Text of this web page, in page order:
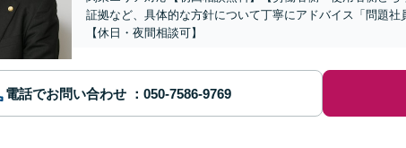
証拠など、具体的な方針について丁寧にアドバイス「問題
【休日・夜間相談可】
電話でお問い合わせ